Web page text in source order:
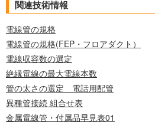
関連技術情報
電線管の規格
電線管の規格(FEP・フロアダクト）
電線収容数の選定
絶縁電線の最大電線本数
管の太さの選定 電話用配管
異種管接続 組合せ表
金属電線管・付属品早見表01